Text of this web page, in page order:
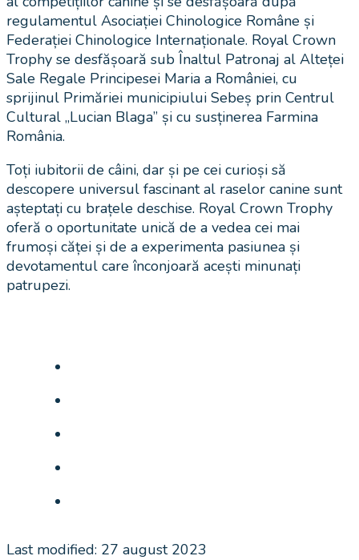
regulamentul Asociației Chinologice Române și
Federației Chinologice Internaționale. Royal Crown
Trophy se desfășoară sub Înaltul Patronaj al Alteței
Sale Regale Principesei Maria a României, cu
sprijinul Primăriei municipiului Sebeș prin Centrul
Cultural „Lucian Blaga” și cu susținerea Farmina
România.
Toți iubitorii de câini, dar și pe cei curioși să
descopere universul fascinant al raselor canine sunt
așteptați cu brațele deschise. Royal Crown Trophy
oferă o oportunitate unică de a vedea cei mai
frumoși căței și de a experimenta pasiunea și
devotamentul care înconjoară acești minunați
patrupezi.
Last modified: 27 august 2023